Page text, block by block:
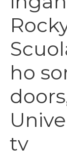
ho
tv